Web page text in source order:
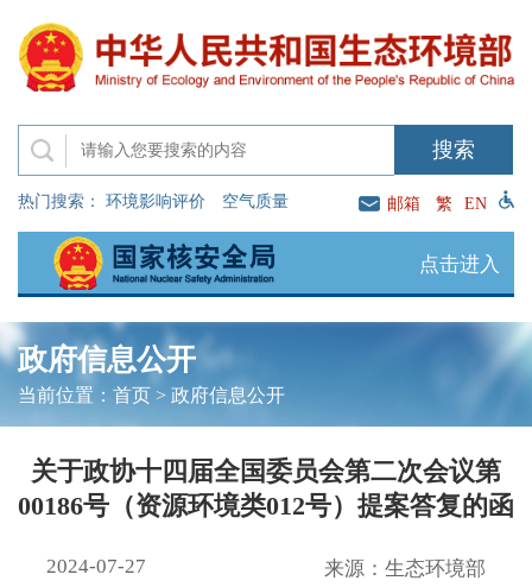
热门搜索： 环境影响评价 空气质量 邮箱 繁 EN
点击进入
政府信息公开
当前位置： 首页> 政府信息公开
关于政协十四届全国委员会第二次会议第
00186号（资源环境类012号）提案答复的函
2024-07-27 来源：生态环境部